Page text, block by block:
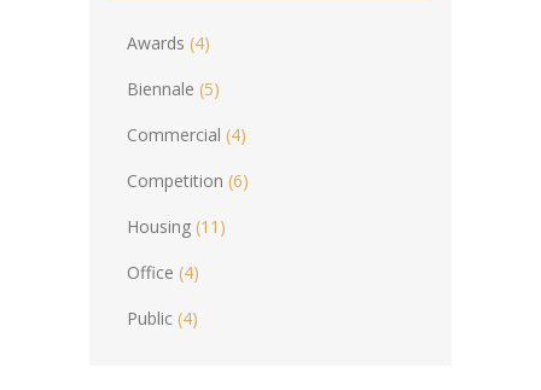
Awards (4)
Biennale (5)
Commercial (4)
Competition (6)
Housing (11)
Office (4)
Public (4)